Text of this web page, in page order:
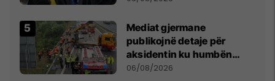
Mediat gjermane
publikojnë detaje për
aksidentin ku humbën
jetën tre mërgimtarë nga
06/08/2026